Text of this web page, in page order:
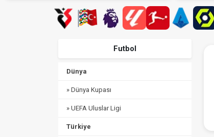
Futbol
Dünya
» Dünya Kupası
» UEFA Uluslar Ligi
Türkiye